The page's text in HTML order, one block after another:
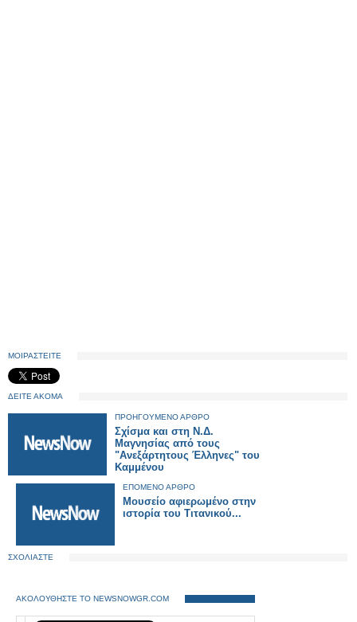
ΜΟΙΡΑΣΤΕΙΤΕ
ΔΕΙΤΕ ΑΚΟΜΑ
ΠΡΟΗΓΟΥΜΕΝΟ ΑΡΘΡΟ
Σχίσμα και στη Ν.Δ.
Μαγνησίας από τους
"Ανεξάρτητους Έλληνες" του
Καμμένου
ΕΠΟΜΕΝΟ ΑΡΘΡΟ
Mουσείο αφιερωμένο στην
ιστορία του Τιτανικού...
ΣΧΟΛΙΑΣΤΕ
ΑΚΟΛΟΥΘΗΣΤΕ ΤΟ NEWSNOWGR.COM